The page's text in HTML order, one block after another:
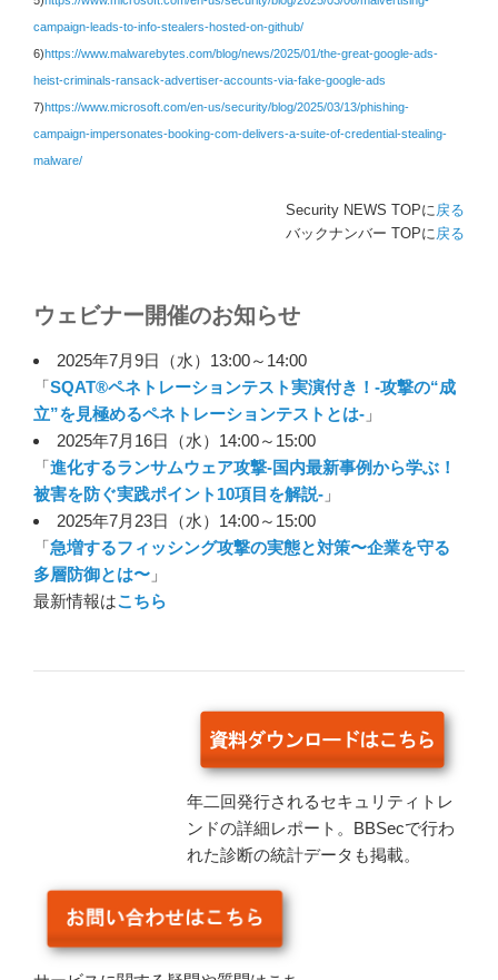
campaign-leads-to-info-stealers-hosted-on-github/
6)https://www.malwarebytes.com/blog/news/2025/01/the-great-google-ads-
heist-criminals-ransack-advertiser-accounts-via-fake-google-ads
7)https://www.microsoft.com/en-us/security/blog/2025/03/13/phishing-
campaign-impersonates-booking-com-delivers-a-suite-of-credential-stealing-
malware/
Security NEWS TOPに 戻る
バックナンバー TOPに 戻る
ウェビナー開催のお知らせ
2025年7月9日（水）13:00～14:00
「SQAT®ペネトレーションテスト実演付き！-攻撃の“成
立”を見極めるペネトレーションテストとは- 」
2025年7月16日（水）14:00～15:00
「進化するランサムウェア攻撃-国内最新事例から学ぶ！
被害を防ぐ実践ポイント10項目を解説- 」
2025年7月23日（水）14:00～15:00
「急増するフィッシング攻撃の実態と対策〜企業を守る
多層防御とは〜 」
最新情報はこちら
年二回発行されるセキュリティトレ
ンドの詳細レポート。BBSecで行わ
れた診断の統計データも掲載。